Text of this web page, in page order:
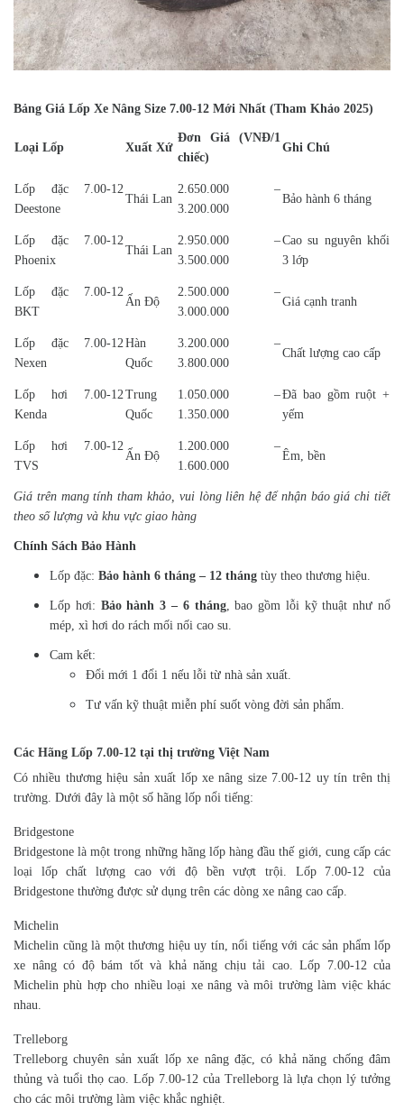
Bảng Giá Lốp Xe Nâng Size 7.00-12 Mới Nhất (Tham Khảo 2025)
Loại Lốp Xuất Xứ
Đơn Giá (VNĐ/1
chiếc)
Ghi Chú
Lốp đặc 7.00-12
Deestone
Thái Lan
2.650.000 –
3.200.000
Bảo hành 6 tháng
Lốp đặc 7.00-12
Phoenix
Thái Lan
2.950.000 –
3.500.000
Cao su nguyên khối
3 lớp
Lốp đặc 7.00-12
BKT
Ấn Độ
2.500.000 –
3.000.000
Giá cạnh tranh
Lốp đặc 7.00-12
Nexen
Hàn
Quốc
3.200.000 –
3.800.000
Chất lượng cao cấp
Lốp hơi 7.00-12
Kenda
Trung
Quốc
1.050.000 –
1.350.000
Đã bao gồm ruột +
yếm
Lốp hơi 7.00-12
TVS
Ấn Độ
1.200.000 –
1.600.000
Êm, bền
Giá trên mang tính tham khảo, vui lòng liên hệ để nhận báo giá chi tiết
theo số lượng và khu vực giao hàng
Chính Sách Bảo Hành
Lốp đặc: Bảo hành 6 tháng – 12 tháng tùy theo thương hiệu.
Lốp hơi: Bảo hành 3 – 6 tháng, bao gồm lỗi kỹ thuật như nổ
mép, xì hơi do rách mối nối cao su.
Cam kết:
Đổi mới 1 đổi 1 nếu lỗi từ nhà sản xuất.
Tư vấn kỹ thuật miễn phí suốt vòng đời sản phẩm.
Các Hãng Lốp 7.00-12 tại thị trường Việt Nam
Có nhiều thương hiệu sản xuất lốp xe nâng size 7.00-12 uy tín trên thị
trường. Dưới đây là một số hãng lốp nổi tiếng:
Bridgestone
Bridgestone là một trong những hãng lốp hàng đầu thế giới, cung cấp các
loại lốp chất lượng cao với độ bền vượt trội. Lốp 7.00-12 của
Bridgestone thường được sử dụng trên các dòng xe nâng cao cấp.
Michelin
Michelin cũng là một thương hiệu uy tín, nổi tiếng với các sản phẩm lốp
xe nâng có độ bám tốt và khả năng chịu tải cao. Lốp 7.00-12 của
Michelin phù hợp cho nhiều loại xe nâng và môi trường làm việc khác
nhau.
Trelleborg
Trelleborg chuyên sản xuất lốp xe nâng đặc, có khả năng chống đâm
thủng và tuổi thọ cao. Lốp 7.00-12 của Trelleborg là lựa chọn lý tưởng
cho các môi trường làm việc khắc nghiệt.